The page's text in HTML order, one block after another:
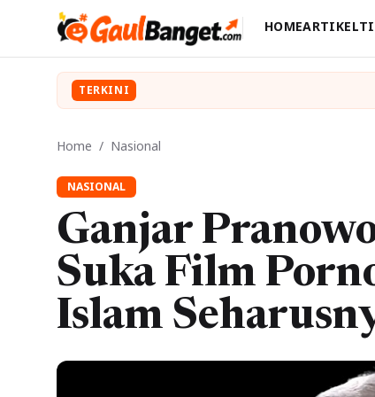
HOMEARTIKEL
TERKINI
Home / Nasional
NASIONAL
Ganjar
Suka Film
Islam